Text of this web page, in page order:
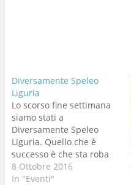
Diversamente Speleo
Liguria
Lo scorso fine settimana
siamo stati a
Diversamente Speleo
Liguria. Quello che è
successo è che sta roba
di Diversamente Speleo
inizia ad avere qualche
8 Ottobre 2016
In "Eventi"